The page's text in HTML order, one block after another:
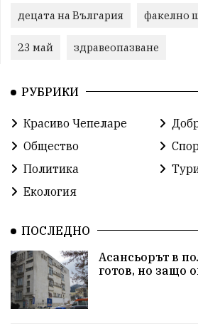
децата на Вългария факелно
23 май здравеопазване
РУБРИКИ
Красиво Чепеларе
Общество
Политика
Екология
ПОСЛЕДНО
Асансьорът в
готов, но защо